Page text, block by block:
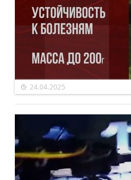
24.04.2025